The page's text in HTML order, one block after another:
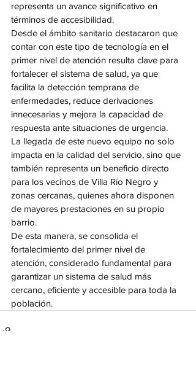
representa un avance significativo en
términos de accesibilidad.
Desde el ámbito sanitario destacaron que
contar con este tipo de tecnología en el
primer nivel de atención resulta clave para
fortalecer el sistema de salud, ya que
facilita la detección temprana de
enfermedades, reduce derivaciones
innecesarias y mejora la capacidad de
respuesta ante situaciones de urgencia.
La llegada de este nuevo equipo no solo
impacta en la calidad del servicio, sino que
también representa un beneficio directo
para los vecinos de Villa Río Negro y
zonas cercanas, quienes ahora disponen
de mayores prestaciones en su propio
barrio.
De esta manera, se consolida el
fortalecimiento del primer nivel de
atención, considerado fundamental para
garantizar un sistema de salud más
cercano, eficiente y accesible para toda la
población.